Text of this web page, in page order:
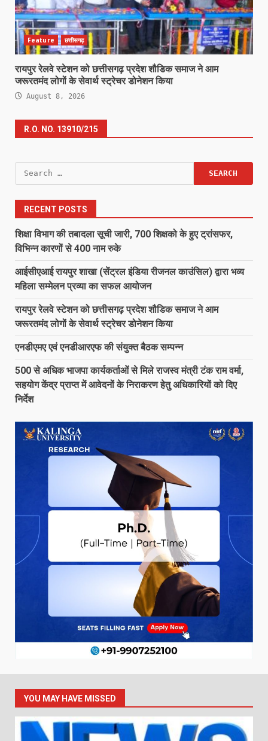
Feature छत्तीसगढ़
रायपुर रेलवे स्टेशन को छत्तीसगढ़ प्रदेश शौडिक समाज ने आम
जरूरतमंद लोगों के सेवार्थ स्ट्रेचर डोनेशन किया
August 8, 2026
R.O. NO. 13910/215
Search
for:
RECENT POSTS
शिक्षा विभाग की तबादला सूची जारी, 700 शिक्षको के हुए ट्रांसफर,
विभिन्न कारणों से 400 नाम रुके
आईसीएआई रायपुर शाखा (सेंट्रल इंडिया रीजनल काउंसिल) द्वारा भव्य
महिला सम्मेलन प्रव्या का सफल आयोजन
रायपुर रेलवे स्टेशन को छत्तीसगढ़ प्रदेश शौडिक समाज ने आम
जरूरतमंद लोगों के सेवार्थ स्ट्रेचर डोनेशन किया
एनडीएमए एवं एनडीआरएफ की संयुक्त बैठक सम्पन्न
500 से अधिक भाजपा कार्यकर्ताओं से मिले राजस्व मंत्री टंक राम वर्मा,
सहयोग केंद्र प्राप्त में आवेदनों के निराकरण हेतु अधिकारियों को दिए
निर्देश
YOU MAY HAVE MISSED